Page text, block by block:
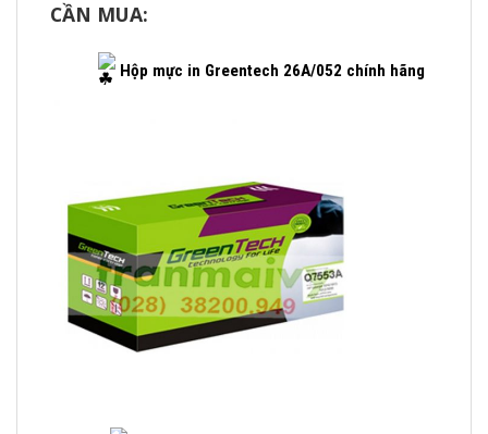
CẦN MUA:
Hộp mực in Greentech 26A/052 chính hãng